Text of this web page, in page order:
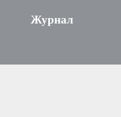
Журнал